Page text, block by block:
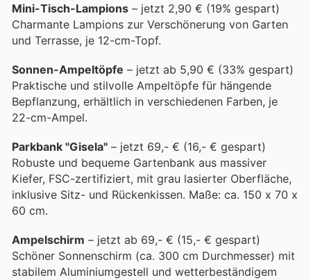
Mini-Tisch-Lampions – jetzt 2,90 € (19% gespart)
Charmante Lampions zur Verschönerung von Garten
und Terrasse, je 12-cm-Topf.
Sonnen-Ampeltöpfe – jetzt ab 5,90 € (33% gespart)
Praktische und stilvolle Ampeltöpfe für hängende
Bepflanzung, erhältlich in verschiedenen Farben, je
22-cm-Ampel.
Parkbank "Gisela" – jetzt 69,- € (16,- € gespart)
Robuste und bequeme Gartenbank aus massiver
Kiefer, FSC-zertifiziert, mit grau lasierter Oberfläche,
inklusive Sitz- und Rückenkissen. Maße: ca. 150 x 70 x
60 cm.
Ampelschirm – jetzt ab 69,- € (15,- € gespart)
Schöner Sonnenschirm (ca. 300 cm Durchmesser) mit
stabilem Aluminiumgestell und wetterbeständigem